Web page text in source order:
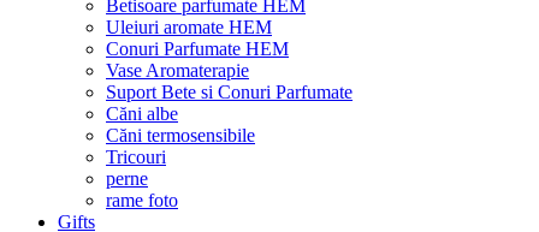
Betisoare parfumate HEM
Uleiuri aromate HEM
Conuri Parfumate HEM
Vase Aromaterapie
Suport Bete si Conuri Parfumate
Căni albe
Căni termosensibile
Tricouri
perne
rame foto
Gifts